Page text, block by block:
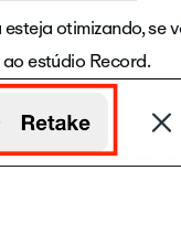
otimizando, se
estúdio Record.